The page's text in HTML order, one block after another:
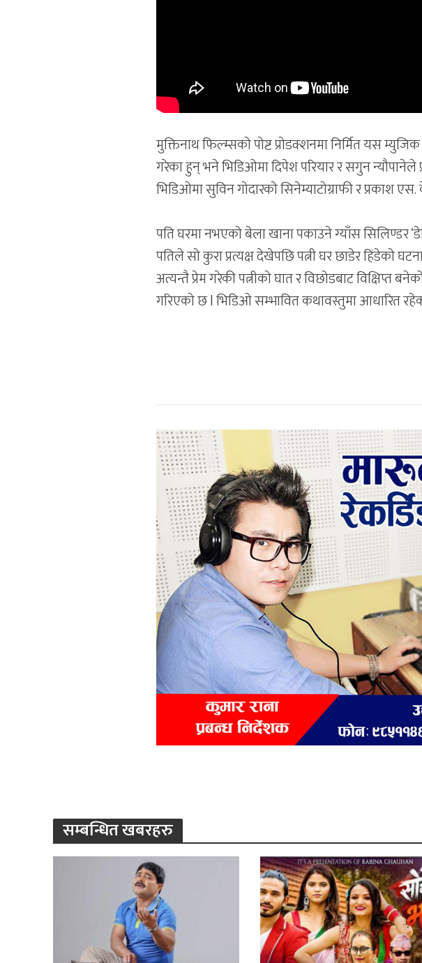
मुक्तिनाथ फिल्म्सको पोष्ट प्रोडक्शनमा निर्मित यस
गरेका हुन् भने भिडिओमा दिपेश परियार र सगुन
भिडिओमा सुविन गोदारको सिनेम्याटोग्राफी र प्रकाश
पति घरमा नभएको बेला खाना पकाउने ग्याँस सिलिण्डर
पतिले सो कुरा प्रत्यक्ष देखेपछि पत्नी घर छाडेर
अत्यन्तै प्रेम गरेकी पत्नीको घात र विछोडबाट विक्षिप्त
गरिएको छ l भिडिओ सम्भावित कथावस्तुमा आधारित
सम्बन्धित खबरहरु